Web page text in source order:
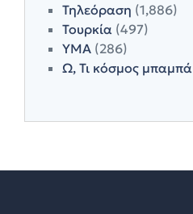
Τηλεόραση (1,886)
Τουρκία (497)
ΥΜΑ (286)
Ω, Τι κόσμος μπαμπά